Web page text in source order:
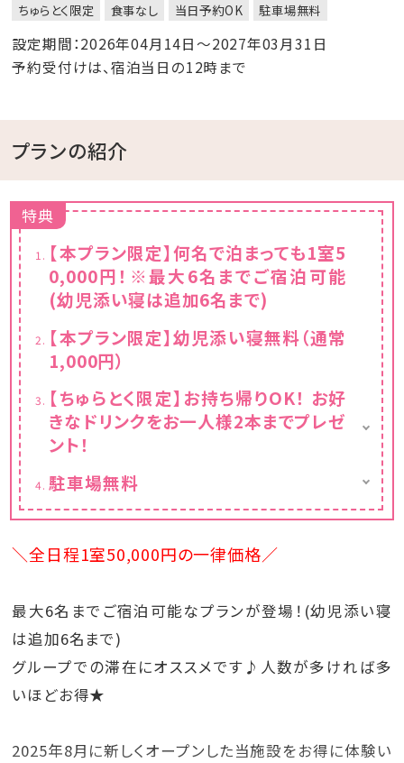
ちゅらとく限定 食事なし 当日予約OK 駐車場無料
設定期間：2026年04月14日～2027年03月31日
予約受付けは、宿泊当日の12時まで
プランの紹介
特典
【本プラン限定】何名で泊まっても1室5
0,000円！※最大6名までご宿泊可能
(幼児添い寝は追加6名まで)
【本プラン限定】幼児添い寝無料（通常
1,000円）
【ちゅらとく限定】お持ち帰りOK！ お好
きなドリンクをお一人様2本までプレゼ
ント！
その場でお楽しみいただくのはもちろん、お土
産としてお持ち帰りいただくことも可能です♪
小学生以上のお客様は、お一人様2本までお
好きなドリンクをお選びいただけます。
・オリオンビール
・バヤリース など
※対象商品よりお選びいただけます。
駐車場無料
約20台分の駐車スペースをご用意しておりま
す。
ご予約不要で、無料にてご利用いただけます。
※1部屋につき3台以上でお越しの場合は、必
＼全日程1室50,000円の一律価格／
最大6名までご宿泊可能なプランが登場！(幼児添い寝
は追加6名まで)
グループでの滞在にオススメです♪人数が多ければ多
いほどお得★
2025年8月に新しくオープンした当施設をお得に体験い